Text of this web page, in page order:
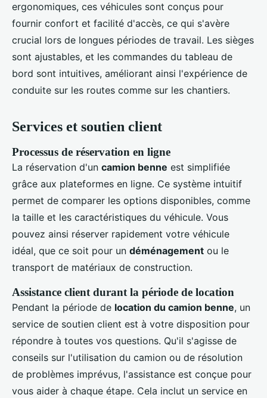
ergonomiques, ces véhicules sont conçus pour
fournir confort et facilité d'accès, ce qui s'avère
crucial lors de longues périodes de travail. Les sièges
sont ajustables, et les commandes du tableau de
bord sont intuitives, améliorant ainsi l'expérience de
conduite sur les routes comme sur les chantiers.
Services et soutien client
Processus de réservation en ligne
La réservation d'un camion benne est simplifiée
grâce aux plateformes en ligne. Ce système intuitif
permet de comparer les options disponibles, comme
la taille et les caractéristiques du véhicule. Vous
pouvez ainsi réserver rapidement votre véhicule
idéal, que ce soit pour un déménagement ou le
transport de matériaux de construction.
Assistance client durant la période de location
Pendant la période de location du camion benne, un
service de soutien client est à votre disposition pour
répondre à toutes vos questions. Qu'il s'agisse de
conseils sur l'utilisation du camion ou de résolution
de problèmes imprévus, l'assistance est conçue pour
vous aider à chaque étape. Cela inclut un service en